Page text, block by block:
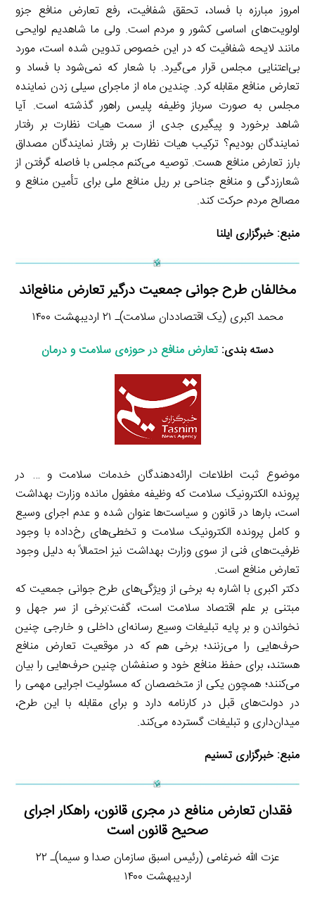
امروز مبارزه با فساد، تحقق شفافیت، رفع تعارض منافع جزو
اولویت‌های اساسی کشور و مردم است. ولی ما شاهدیم لوایحی
مانند لایحه شفافیت که در این خصوص تدوین شده‌ است، مورد
بی‌اعتنایی مجلس قرار می‌گیرد. با شعار که نمی‌شود با فساد و
تعارض منافع مقابله کرد. چندین ماه از ماجرای سیلی زدن نماینده
مجلس به صورت سرباز وظیفه پلیس راهور گذشته است. آیا
شاهد برخورد و پیگیری جدی از سمت هیات نظارت بر رفتار
نمایندگان بودیم؟ ترکیب هیات نظارت بر رفتار نمایندگان مصداق
بارز تعارض منافع هست. توصیه می‌کنم مجلس با فاصله گرفتن از
شعارزدگی و منافع جناحی بر ریل منافع ملی برای تأمین منافع و
مصالح مردم حرکت کند.
منبع:خبرگزاری ایلنا
مخالفان طرح جوانی جمعیت درگیر تعارض منافع‌اند
محمد اکبری (یک اقتصاددان سلامت)ـ ۲۱ اردیبهشت ۱۴۰۰
دسته بندی: تعارض منافع در حوزه‌ی سلامت و درمان
موضوع ثبت اطلاعات ارائه‌دهندگان خدمات سلامت و … در
پرونده الکترونیک سلامت که وظیفه مغفول مانده وزارت بهداشت
است، بارها در قانون و سیاست‌ها عنوان شده و عدم اجرای وسیع
و کامل پرونده الکترونیک سلامت و تخطی‌های رخ‌داده با وجود
ظرفیت‌های فنی از سوی وزارت بهداشت نیز احتمالاً به دلیل وجود
تعارض منافع است.
دکتر اکبری با اشاره به برخی از ویژگی‌های طرح جوانی جمعیت که
مبتنی بر علم اقتصاد سلامت است، گفت:برخی از سر جهل و
نخواندن و بر پایه تبلیغات وسیع رسانه‌ای داخلی و خارجی چنین
حرف‌هایی را می‌زنند؛ برخی هم که در موقعیت تعارض منافع
هستند، برای حفظ منافع خود و صنفشان چنین حرف‌هایی را بیان
می‌کنند؛ همچون یکی از متخصصان که مسئولیت اجرایی مهمی را
در دولت‌های قبل در کارنامه دارد و برای مقابله با این طرح،
میدان‌داری و تبلیغات گسترده می‌کند.
منبع:خبرگزاری تسنیم
فقدان تعارض منافع در مجری قانون، راهکار اجرای
صحیح قانون است
عزت الله ضرغامی (رئیس اسبق سازمان صدا و سیما)ـ ۲۲
اردیبهشت ۱۴۰۰